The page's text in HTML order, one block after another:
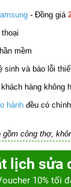
- Đồng giá
mềm
sinh và báo lỗi
hàng không
hành đều có
gồm công thợ,
lịch sửa
10% tối